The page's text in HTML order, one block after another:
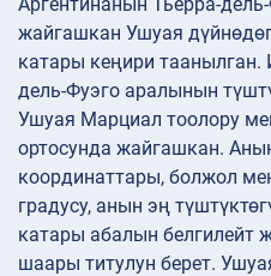
жайгашкан Ушуая
катары кеңири таанылган.
дель-Фуэго аралынын
Ушуая Марциал тоолору
ортосунда жайгашкан.
координаттары, болжол
градусу, анын эң
катары абалын белгилейт
шаары титулун берет.